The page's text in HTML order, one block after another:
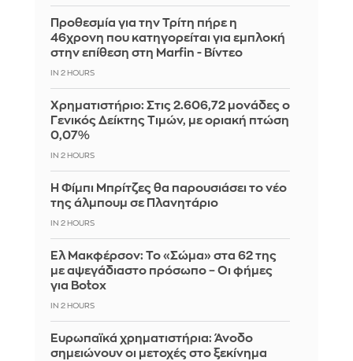
Προθεσμία για την Τρίτη πήρε η
46χρονη που κατηγορείται για εμπλοκή
στην επίθεση στη Marfin - Βίντεο
IN 2 HOURS
Χρηματιστήριο: Στις 2.606,72 μονάδες ο
Γενικός Δείκτης Τιμών, με οριακή πτώση
0,07%
IN 2 HOURS
Η Φίμπι Μπρίτζες θα παρουσιάσει το νέο
της άλμπουμ σε Πλανητάριο
IN 2 HOURS
Ελ Μακφέρσον: Το «Σώμα» στα 62 της
με αψεγάδιαστο πρόσωπο – Οι φήμες
για Botox
IN 2 HOURS
Ευρωπαϊκά χρηματιστήρια: Άνοδο
σημειώνουν οι μετοχές στο ξεκίνημα